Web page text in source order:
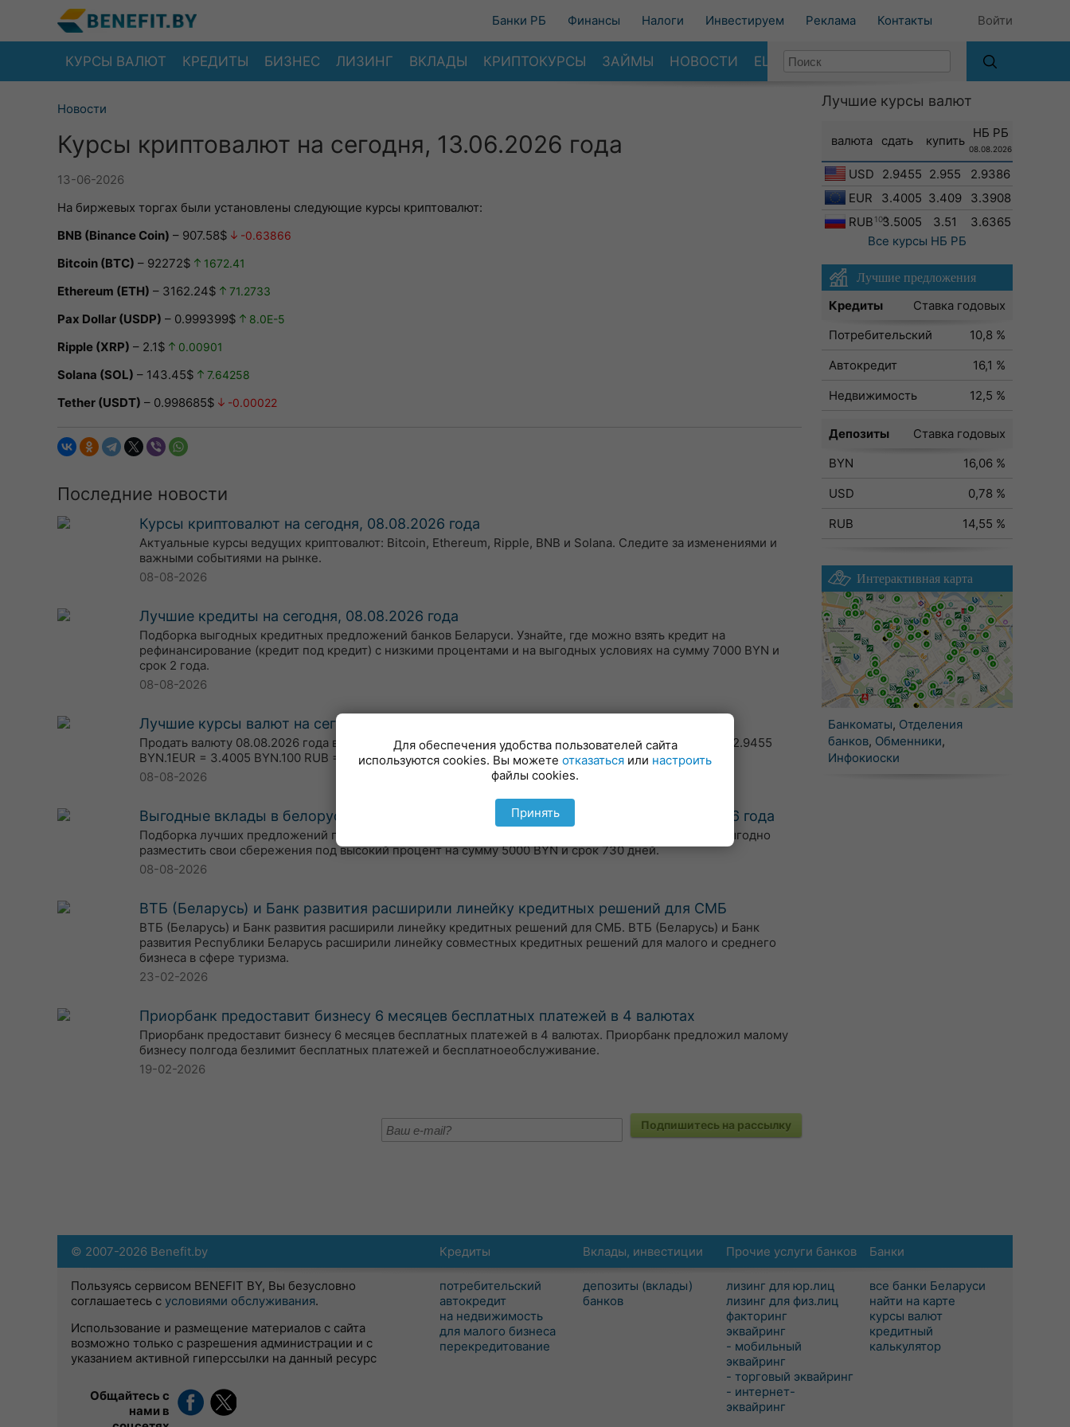
Банки РБ Финансы Налоги Инвестируем Реклама Контакты Войти
КУРСЫ ВАЛЮТ КРЕДИТЫ БИЗНЕС ЛИЗИНГ ВКЛАДЫ КРИПТОКУРСЫ ЗАЙМЫ НОВОСТИ ЕЩЕ
Новости
Курсы криптовалют на сегодня, 13.06.2026 года
13-06-2026
На биржевых торгах были установлены следующие курсы криптовалют:
BNB (Binance Coin) – 907.58$ -0.63866
Bitcoin (BTC) – 92272$ 1672.41
Ethereum (ETH) – 3162.24$ 71.2733
Pax Dollar (USDP) – 0.999399$ 8.0E-5
Ripple (XRP) – 2.1$ 0.00901
Solana (SOL) – 143.45$ 7.64258
Tether (USDT) – 0.998685$ -0.00022
Последние новости
Курсы криптовалют на сегодня, 08.08.2026 года
Актуальные курсы ведущих криптовалют: Bitcoin, Ethereum, Ripple, BNB и Solana. Следите за изменениями и
важными событиями на рынке.
08-08-2026
Лучшие кредиты на сегодня, 08.08.2026 года
Подборка выгодных кредитных предложений банков Беларуси. Узнайте, где можно взять кредит на
рефинансирование (кредит под кредит) с низкими процентами и на выгодных условиях на сумму 7000 BYN и
срок 2 года.
08-08-2026
Лучшие курсы валют на сегодня, 08.08.2026 года
Продать валюту 08.08.2026 года в обменных пунктах можно по курсу (по состоянию на 8:00):1USD = 2.9455
BYN.1EUR = 3.4005 BYN.100 RUB = 3.5005 BYN.
08-08-2026
Выгодные вклады в белорусских рублях для физических лиц на сегодня, 08.08.2026 года
Подборка лучших предложений по вкладам в белорусских рублях в банках Беларуси. Узнайте, где выгодно
разместить свои сбережения под высокий процент на сумму 5000 BYN и срок 730 дней.
08-08-2026
ВТБ (Беларусь) и Банк развития расширили линейку кредитных решений для СМБ
ВТБ (Беларусь) и Банк развития расширили линейку кредитных решений для СМБ. ВТБ (Беларусь) и Банк
развития Республики Беларусь расширили линейку совместных кредитных решений для малого и среднего
бизнеса в сфере туризма.
23-02-2026
Приорбанк предоставит бизнесу 6 месяцев бесплатных платежей в 4 валютах
Приорбанк предоставит бизнесу 6 месяцев бесплатных платежей в 4 валютах. Приорбанк предложил малому
бизнесу полгода безлимит бесплатных платежей и бесплатноеобслуживание.
19-02-2026
Подпишитесь на рассылку
Лучшие курсы валют
валюта сдать купить
НБ РБ
08.08.2026
USD 2.9455 2.955
2.9386
EUR
3.4005 3.409
3.3908
RUB 1003.5005 3.51
3.6365
Все курсы НБ РБ
Лучшие предложения
Кредиты
Ставка годовых
Потребительский
10,8 %
Автокредит
16,1 %
Недвижимость
12,5 %
Депозиты
Ставка годовых
BYN
16,06 %
USD
0,78 %
RUB
14,55 %
Интерактивная карта
Банкоматы, Отделения
банков, Обменники,
Инфокиоски
Кредиты
потребительский
автокредит
на недвижимость
для малого бизнеса
перекредитование
Вклады, инвестиции
депозиты (вклады)
банков
Прочие услуги банков
лизинг для юр.лиц
лизинг для физ.лиц
факторинг
эквайринг
- мобильный
эквайринг
- торговый эквайринг
- интернет-
эквайринг
Банки
все банки Беларуси
найти на карте
курсы валют
кредитный
калькулятор
© 2007-2026 Benefit.by
Пользуясь сервисом BENEFIT BY, Вы безусловно
соглашаетесь с условиями обслуживания.
Использование и размещение материалов с сайта
возможно только с разрешения администрации и с
указанием активной гиперссылки на данный ресурс
Общайтесь с
нами в
Для обеспечения удобства пользователей сайта
используются cookies. Вы можете отказаться или настроить
файлы cookies.
Принять